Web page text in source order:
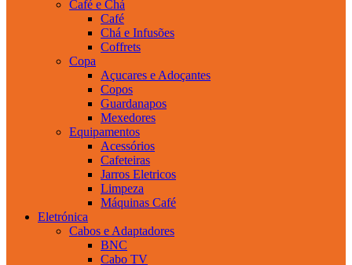
Café e Chá
Café
Chá e Infusões
Coffrets
Copa
Açucares e Adoçantes
Copos
Guardanapos
Mexedores
Equipamentos
Acessórios
Cafeteiras
Jarros Eletricos
Limpeza
Máquinas Café
Eletrónica
Cabos e Adaptadores
BNC
Cabo TV